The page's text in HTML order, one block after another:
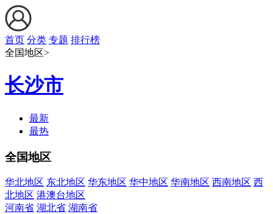
首页 分类 专题 排行榜
全国地区>
长沙市
最新
最热
全国地区
华北地区 东北地区 华东地区 华中地区 华南地区 西南地区 西
北地区 港澳台地区
河南省 湖北省 湖南省